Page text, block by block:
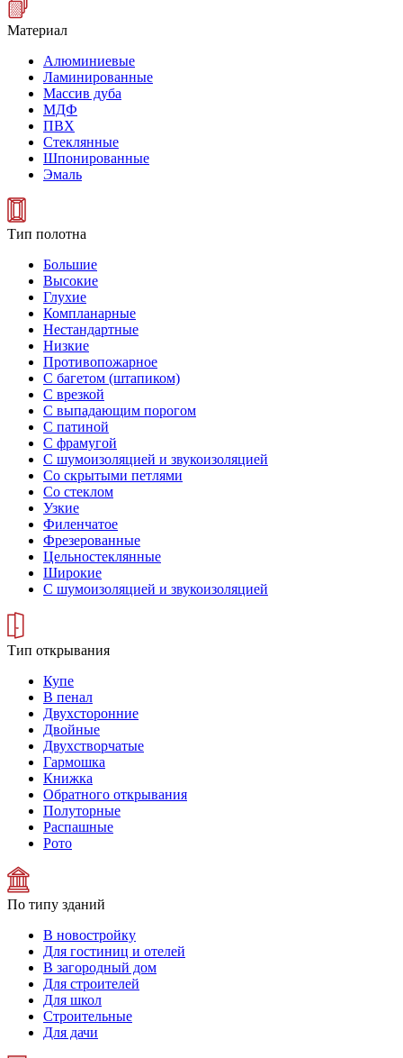
Материал
Алюминиевые
Ламинированные
Массив дуба
МДФ
ПВХ
Стеклянные
Шпонированные
Эмаль
Тип полотна
Большие
Высокие
Глухие
Компланарные
Нестандартные
Низкие
Противопожарное
С багетом (штапиком)
С врезкой
С выпадающим порогом
С патиной
С фрамугой
С шумоизоляцией и звукоизоляцией
Со скрытыми петлями
Со стеклом
Узкие
Филенчатое
Фрезерованные
Цельностеклянные
Широкие
С шумоизоляцией и звукоизоляцией
Тип открывания
Купе
В пенал
Двухсторонние
Двойные
Двухстворчатые
Гармошка
Книжка
Обратного открывания
Полуторные
Распашные
Рото
По типу зданий
В новостройку
Для гостиниц и отелей
В загородный дом
Для строителей
Для школ
Строительные
Для дачи